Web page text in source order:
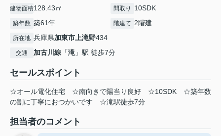
建物面積128.43㎡ 間取り 10SDK
築年数 築61年 階建て 2階建
所在地 兵庫県加東市上滝野434
交通 加古川線 「滝」駅 徒歩7分
セールスポイント
☆オール電化住宅 ☆南向きで陽当り良好 ☆10SDK ☆築年数
の割に丁寧におつかいです ☆滝駅徒歩7分
担当者のコメント